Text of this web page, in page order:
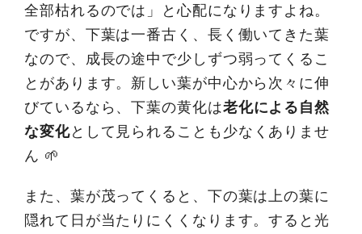
全部枯れるのでは」と心配になりますよね。
ですが、下葉は一番古く、長く働いてきた葉
なので、成長の途中で少しずつ弱ってくるこ
とがあります。新しい葉が中心から次々に伸
びているなら、下葉の黄化は老化による自然
な変化として見られることも少なくありませ
ん 🌱
また、葉が茂ってくると、下の葉は上の葉に
隠れて日が当たりにくくなります。すると光